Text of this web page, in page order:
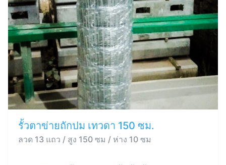
รั้วตาข่ายถักปม เทวดา 150 ซม.
ลวด 13 แถว / สูง 150 ซม / ห่าง 10 ซม